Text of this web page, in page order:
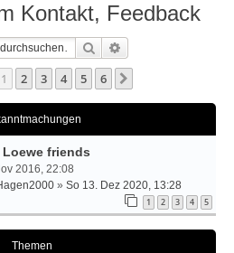
Kontakt, Feedback
Suche
1 2 3 4 5 6
friends
2016, 22:08
» So 13. Dez 2020, 13:28
1 2 3 4 5
Themen